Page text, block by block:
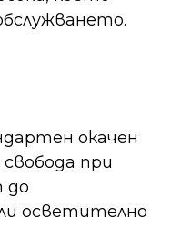
окачен
при
до
осветително